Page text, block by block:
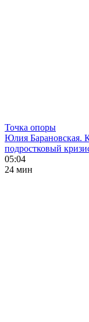
Точка опоры
Юлия Барановская.
подростковый
05:04
24 мин